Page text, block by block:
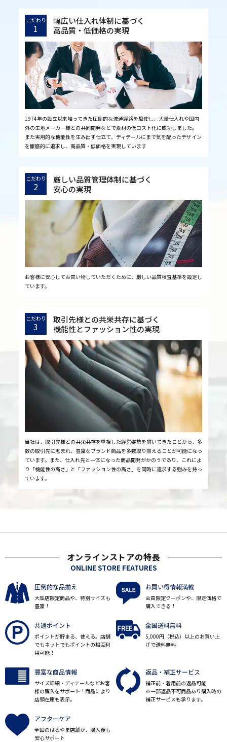
こだわり
1
幅広い仕入れ体制に基づく
高品質・低価格の実現
1974年の設立以来培ってきた圧倒的な流通経路を駆使し、大量仕入れや国内
外の生地メーカー様との共同開発などで素材の低コスト化に成功しました。
また実用的な機能性を生み出す仕立て、ディテールにまで気を配ったデザイン
を徹底的に追求し、高品質・低価格を実現しています
こだわり
2
厳しい品質管理体制に基づく
安心の実現
お客様に安心してお買い物していただくために、厳しい品質検査基準を設定し
ています。
こだわり
3
取引先様との共栄共存に基づく
機能性とファッション性の実現
当社は、取引先様との共栄共存を重視した経営姿勢を貫いてきたことから、多
数の取引先に恵まれ、豊富なブランド商品を多数取り揃えることが可能になっ
ています。また、仕入れ先と一体になった商品開発がかのうであり、これによ
り「機能性の高さ」と「ファッション性の高さ」を同時に追求する強みを持っ
ています。
オンラインストアの特長
ONLINE STORE FEATURES
圧倒的な品揃え
大型店限定商品や、特別サイズも
豊富！
お買い得情報満載
会員限定クーポンや、限定価格で
購入できる！
共通ポイント
ポイントが貯まる、使える。店舗
でもネットでもポイントの相互利
用可能！
全国送料無料
5,000円（税込）以上のお買い上
げで送料無料
豊富な商品情報
サイズ詳細・ディテールなどお客
様の購入をサポート！商品により
店頭在庫も表示。
返品・補正サービス
補正前・着用前の返品可能
※一部返品不可商品あり購入時の
補正サービスも承ります。
アフターケア
全国のはるやま店舗が、購入後も
安心サポート